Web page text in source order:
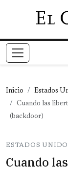
Inicio
Estados
Cuando las
(backdoor)
ESTADOS
Cuando